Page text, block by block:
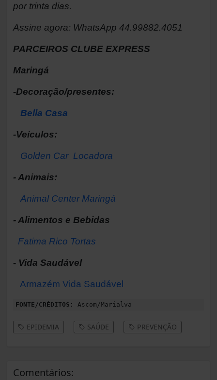
por trinta dias.
Assine agora: WhatsApp 44.99882.4051
PARCEIROS CLUBE EXPRESS
Maringá
-Decoração/presentes:
Bella Casa
-Veículos:
Golden Car Locadora
- Animais:
Animal Center Maringá
- Alimentos e Bebidas
Fatima Rico Tortas
- Vida Saudável
Armazém Vida Saudável
FONTE/CRÉDITOS: Ascom/Marialva
EPIDEMIA SAÚDE PREVENÇÃO
Comentários: